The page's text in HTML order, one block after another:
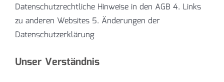
Datenschutzrechtliche Hinweise in den AGB 4. Links
zu anderen Websites 5. Änderungen der
Datenschutzerklärung
Unser Verständnis